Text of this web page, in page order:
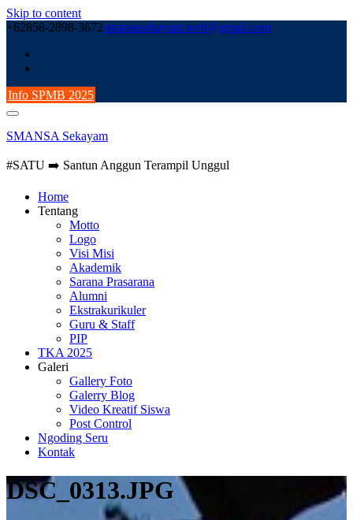
Skip to content
+62858-2898-3672smansasekayam.web@gmail.com
Info SPMB 2025
SMANSA Sekayam
#SATU ➡️ Santun Anggun Terampil Unggul
Home
Tentang
Motto
Logo
Visi Misi
Akademik
Sarana Prasarana
Alumni
Ekstrakurikuler
Guru & Staff
PIP
TKA 2025
Galeri
Gallery Foto
Galerry Blog
Video Kreatif Siswa
Post Control
Ngoding Seru
Kontak
DSC_0313.JPG